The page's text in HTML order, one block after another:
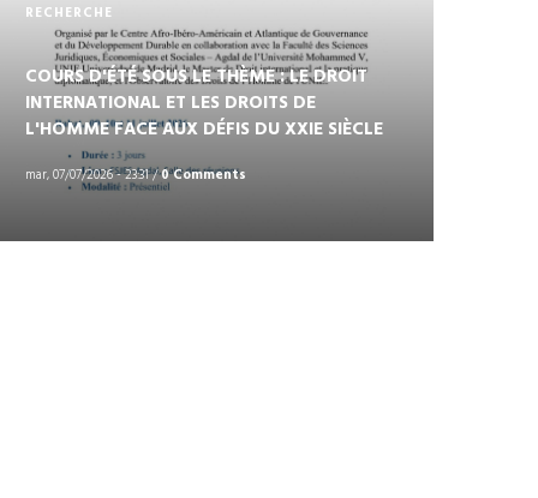
RECHERCHE
COURS D'ÉTÉ SOUS LE THÈME : LE DROIT
INTERNATIONAL ET LES DROITS DE
L'HOMME FACE AUX DÉFIS DU XXIE SIÈCLE
mar, 07/07/2026 - 23:31/0 Comments